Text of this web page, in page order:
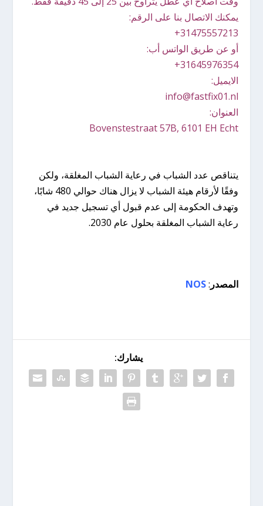
يمكنك الاتصال بنا على الرقم:
أو عن طريق الواتس أب:
‎‏‪+31645976354‬‏
الايميل:
info@fastfix01.nl
العنوان:
Bovenstestraat 57B, 6101 EH Echt
يتناقص عدد الشباب في رعاية الشباب المغلقة، ولكن
وفقًا لأرقام هيئة الشباب لا يزال هناك حوالي 480 شابًا،
وتهدف الحكومة إلى عدم قبول أي تسجيل جديد في
رعاية الشباب المغلقة بحلول عام 2030.
المصدر :
NOS
يشارك: